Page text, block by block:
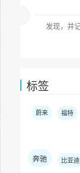
发现，并
标签
蔚来 福特
奔驰 比亚迪